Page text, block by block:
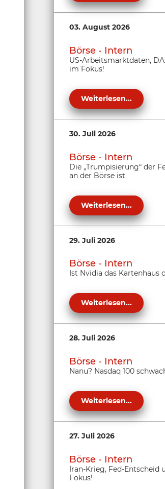
03. August 2026
Börse - Intern
US-Arbeitsmarktdaten,
im Fokus!
Weiterlesen...
30. Juli 2026
Börse - Intern
Die „Trumpisierung“ der
an der Börse ist
Weiterlesen...
29. Juli 2026
Börse - Intern
Ist Nvidia das Kartenhaus
Weiterlesen...
28. Juli 2026
Börse - Intern
Nanu? Nasdaq 100
Weiterlesen...
27. Juli 2026
Börse - Intern
Iran-Krieg, Fed-Entscheid
Fokus!